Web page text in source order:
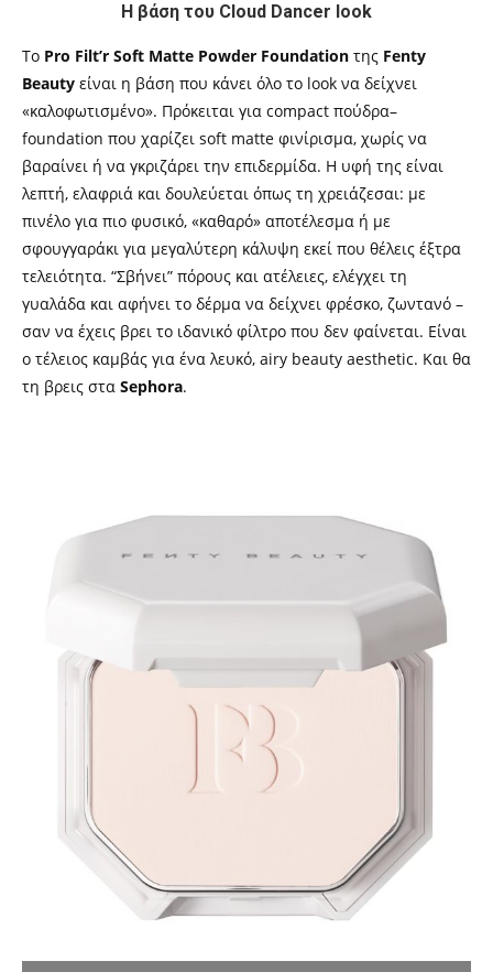
Η βάση του Cloud Dancer look
Το Pro Filt’r Soft Matte Powder Foundation της Fenty
Beauty είναι η βάση που κάνει όλο το look να δείχνει
«καλοφωτισμένο». Πρόκειται για compact πούδρα–
foundation που χαρίζει soft matte φινίρισμα, χωρίς να
βαραίνει ή να γκριζάρει την επιδερμίδα. Η υφή της είναι
λεπτή, ελαφριά και δουλεύεται όπως τη χρειάζεσαι: με
πινέλο για πιο φυσικό, «καθαρό» αποτέλεσμα ή με
σφουγγαράκι για μεγαλύτερη κάλυψη εκεί που θέλεις έξτρα
τελειότητα. “Σβήνει” πόρους και ατέλειες, ελέγχει τη
γυαλάδα και αφήνει το δέρμα να δείχνει φρέσκο, ζωντανό –
σαν να έχεις βρει το ιδανικό φίλτρο που δεν φαίνεται. Είναι
ο τέλειος καμβάς για ένα λευκό, airy beauty aesthetic. Και θα
τη βρεις στα Sephora.